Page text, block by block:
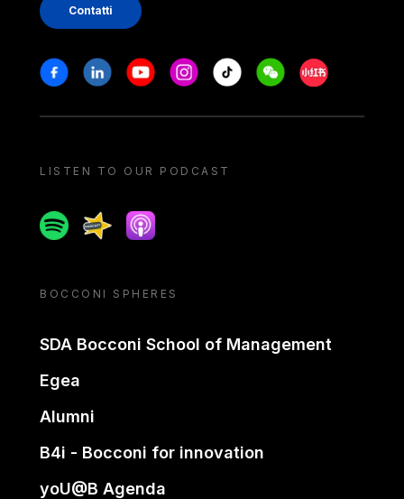
Contatti
Stay in touch
FacebookLinkedinYoutubeInstagram
Tiktok WeechatXiaohongshu/
LISTEN TO OUR PODCAST
SpotifySpreakerApple podcast
BOCCONI SPHERES
SDA Bocconi School of Management
Egea
Alumni
B4i - Bocconi for innovation
yoU@B Agenda